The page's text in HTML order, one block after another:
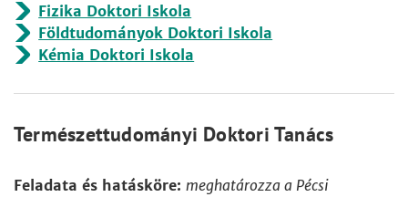
Fizika Doktori Iskola
Földtudományok Doktori Iskola
Kémia Doktori Iskola
Természettudományi Doktori Tanács
Feladata és hatásköre: meghatározza a Pécsi